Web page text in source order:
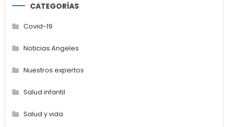
CATEGORÍAS
Covid-19
Noticias Angeles
Nuestros expertos
Salud infantil
Salud y vida